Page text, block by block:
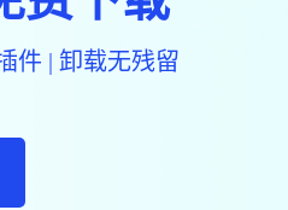
件 | 卸载无残留